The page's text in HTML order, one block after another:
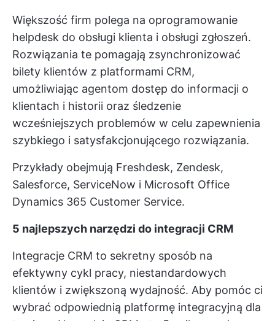
Większość firm polega na oprogramowanie
helpdesk do obsługi klienta i obsługi zgłoszeń.
Rozwiązania te pomagają zsynchronizować
bilety klientów z platformami CRM,
umożliwiając agentom dostęp do informacji o
klientach i historii oraz śledzenie
wcześniejszych problemów w celu zapewnienia
szybkiego i satysfakcjonującego rozwiązania.
Przykłady obejmują Freshdesk, Zendesk,
Salesforce, ServiceNow i Microsoft Office
Dynamics 365 Customer Service.
5 najlepszych narzędzi do integracji CRM
Integracje CRM to sekretny sposób na
efektywny cykl pracy, niestandardowych
klientów i zwiększoną wydajność. Aby pomóc ci
wybrać odpowiednią platformę integracyjną dla